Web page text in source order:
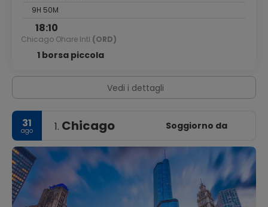
9H 50M
18:10
Chicago Ohare Intl (ORD)
1 borsa piccola
Vedi i dettagli
31
ago 1. Chicago Soggiorno da